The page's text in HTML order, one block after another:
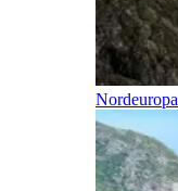
Nordeuropa